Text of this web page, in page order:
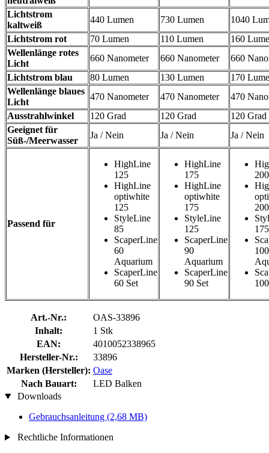
Lichtstrom
kaltweiß
440 Lumen 730 Lumen
1040
Lichtstrom rot
70 Lumen 110 Lumen
160
Wellenlänge rotes
Licht
660 Nanometer 660 Nanometer
660
Lichtstrom blau
80 Lumen 130 Lumen
170
Wellenlänge blaues
Licht
470 Nanometer 470 Nanometer
470
Ausstrahlwinkel
120 Grad 120 Grad
120 Grad
Geeignet für
Süß-/Meerwasser
Ja / Nein Ja / Nein Ja / Nein
Passend für
HighLine
125
HighLine
optiwhite
125
StyleLine
85
ScaperLine
60
Aquarium
ScaperLine
60 Set
HighLine
175
HighLine
optiwhite
175
StyleLine
125
ScaperLine
90
Aquarium
ScaperLine
90 Set
200
200
175
100
Art.-Nr.:
OAS-33896
Inhalt:
1 Stk
EAN:
4010052338965
Hersteller-Nr.:
33896
Marken (Hersteller): Oase
Nach Bauart:
LED Balken
Downloads
Gebrauchsanleitung (2,68 MB)
Rechtliche Informationen